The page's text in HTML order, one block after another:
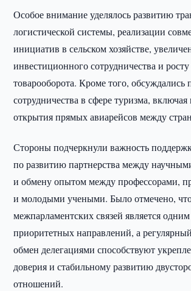
Особое внимание уделялось развитию
логистической системы, реализации
инициатив в сельском хозяйстве,
инвестиционного сотрудничества и
товарооборота. Кроме того, обсуждались
сотрудничества в сфере туризма,
открытия прямых авиарейсов между
Стороны подчеркнули важность
по развитию партнерства между
и обмену опытом между профессорами,
и молодыми учеными. Было отмечено,
межпарламентских связей является
приоритетных направлений, а
обмен делегациями способствуют
доверия и стабильному развитию
отношений.